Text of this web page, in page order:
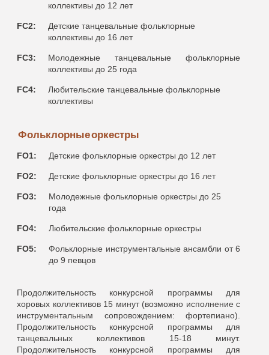
коллективы до 12 лет
FC2:
Детские танцевальные фольклорные
коллективы до 16 лет
FC3:
Молодежные танцевальные фольклорные
коллективы до 25 годa
FC4:
Любительские танцевальные фольклорные
коллективы
Фольклорные оркестры
FO1: Детские фольклорные оркестры до 12 лет
FO2: Детские фольклорные оркестры до 16 лет
FO3:
Молодежные фольклорные оркестры до 25
годa
FO4: Любительские фольклорные оркестры
FO5:
Фольклорные инструментальные ансамбли от 6
до 9 певцов
Продолжительность конкурсной программы для
хоровых коллективов 15 минут (возможно исполнение с
инструментальным сопровождением: фортепиано).
Продолжительность конкурсной программы для
танцевальных коллективов 15-18 минут.
Продолжительность конкурсной программы для